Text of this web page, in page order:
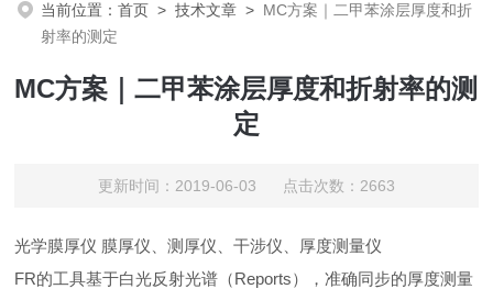
当前位置：首页 >技术文章 > MC方案｜二甲苯涂层厚度和折
射率的测定
MC方案｜二甲苯涂层厚度和折射率的测
定
更新时间：2019-06-03 点击次数：2663
光学膜厚仪 膜厚仪、测厚仪、干涉仪、厚度测量仪
FR的工具基于白光反射光谱（Reports），准确同步的厚度测量